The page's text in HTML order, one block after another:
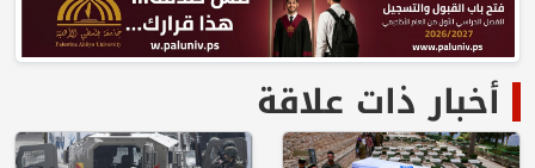
أخبار ذات علاقة